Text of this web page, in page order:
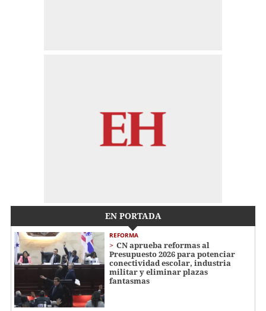
EN PORTADA
REFORMA
CN aprueba reformas al
Presupuesto 2026 para potenciar
conectividad escolar, industria
militar y eliminar plazas
fantasmas